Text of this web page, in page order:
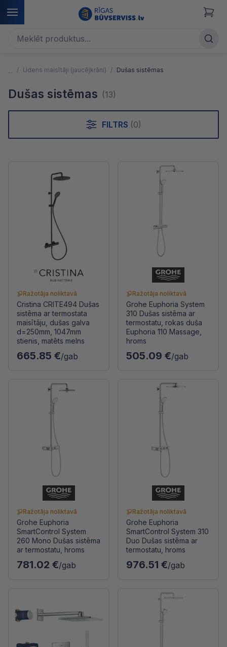
Ūdens maisītāji (jaucējkrāni) Dušas sistēmas
Dušas sistēmas (13)
FILTRS (0)
Ražotāja noliktavā
Cristina CRITE494 Dušas
sistēma ar termostata
maisītāju, dušas galva
d=250mm, 1047mm
stienis, matēts melns
665.85 €/gab
Ražotāja noliktavā
Grohe Euphoria System
310 Dušas sistēma ar
termostatu, rokas duša
Euphoria 110 Massage,
hroms
505.09 €/gab
Ražotāja noliktavā
Grohe Euphoria
SmartControl System
260 Mono Dušas sistēma
ar termostatu, hroms
781.02 €/gab
Ražotāja noliktavā
Grohe Euphoria
SmartControl System 310
Duo Dušas sistēma ar
termostatu, hroms
976.51 €/gab